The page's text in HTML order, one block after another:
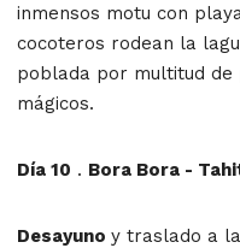
inmensos motu con
cocoteros rodean la
poblada por multitud de
mágicos.
Día 10 . Bora Bora -
Desayuno y traslado a